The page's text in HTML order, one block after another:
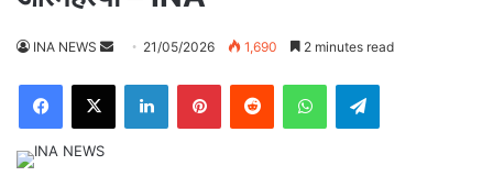
INA NEWS
d
21/05/2026 1,690 2 minutes read